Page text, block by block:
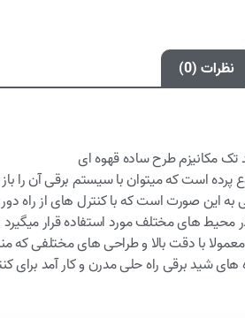
نظرات (0)
تک مکانیزم طرح ساده قهوه ای
است که میتوان با سیستم برقی آن را
به این صورت است که با کنترل های از راه
محیط های مختلف مورد استفاده قرار
معمولا با دقت بالا و طراحی های مختلفی
های شید برقی راه حلی مدرن و کار آمد